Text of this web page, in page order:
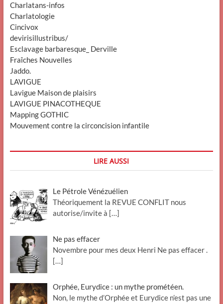
Charlatans-infos
Charlatologie
Cincivox
devirisillustribus/
Esclavage barbaresque_ Derville
Fraîches Nouvelles
Jaddo.
LAVIGUE
Lavigue Maison de plaisirs
LAVIGUE PINACOTHEQUE
Mapping GOTHIC
Mouvement contre la circoncision infantile
LIRE AUSSI
Le Pétrole Vénézuélien
Théoriquement la REVUE CONFLIT nous
autorise/invite à […]
Ne pas effacer
Novembre pour mes deux Henri Ne pas effacer .
[…]
Orphée, Eurydice : un mythe prométéen.
Non, le mythe d’Orphée et Eurydice n’est pas une